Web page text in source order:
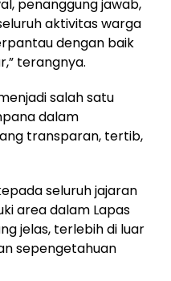
penanggung jawab,
aktivitas warga
dengan baik
terangnya.
salah satu
dalam
transparan, tertib,
seluruh jajaran
area dalam Lapas
jelas, terlebih di luar
sepengetahuan